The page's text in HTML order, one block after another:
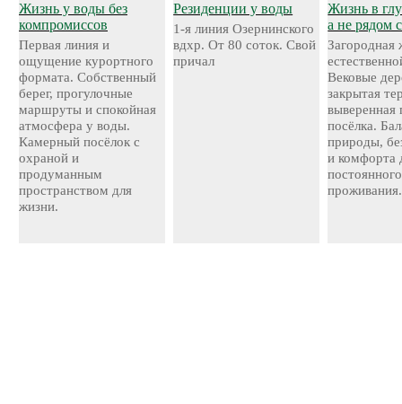
Жизнь у воды без
компромиссов
Первая линия и
ощущение курортного
формата. Собственный
берег, прогулочные
маршруты и спокойная
атмосфера у воды.
Камерный посёлок с
охраной и
продуманным
пространством для
жизни.
Резиденции у воды
1-я линия Озернинского
вдхр. От 80 соток. Свой
причал
Жизнь в
а не рядом
Загородная
Вековые
закрытая
выверенная
посёлка.
природы,
и комфорта
постоянного
проживания.